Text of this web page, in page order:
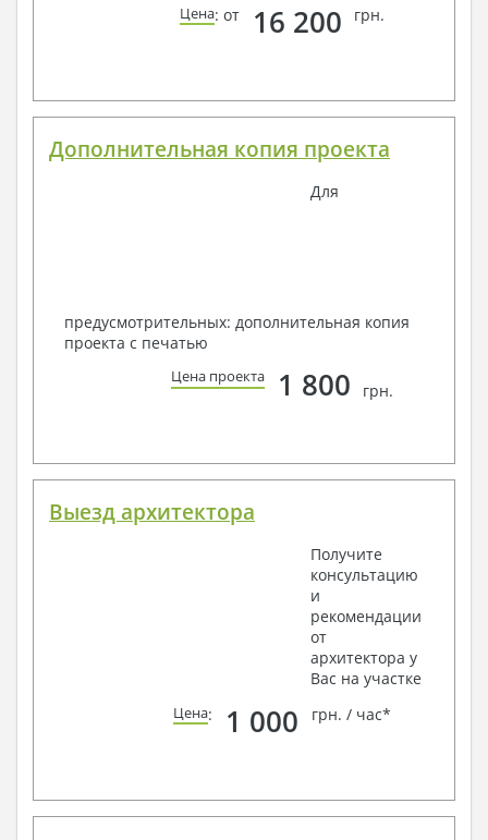
Цена: от 16 200 грн.
Дополнительная копия проекта
Для
предусмотрительных: дополнительная копия
проекта с печатью
Цена проекта 1 800 грн.
Выезд архитектора
Получите
консультацию
и
рекомендации
от
архитектора у
Вас на участке
Цена: 1 000 грн. / час*